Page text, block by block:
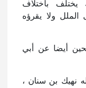
يختلف باختلاف
ولا يقرؤه
أيضا عن أبي
نهيك بن سنان ،